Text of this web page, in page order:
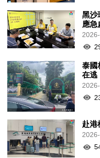
黑沙
應急
泰國
在逃
赴港